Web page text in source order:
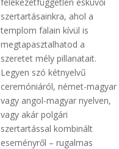
szertartásainkra, ahol a
templom falain kívül is
megtapasztalhatod a
szeretet mély pillanatait.
Legyen szó kétnyelvű
ceremóniáról, német-magyar
vagy angol-magyar nyelven,
vagy akár polgári
szertartással kombinált
eseményről – rugalmas